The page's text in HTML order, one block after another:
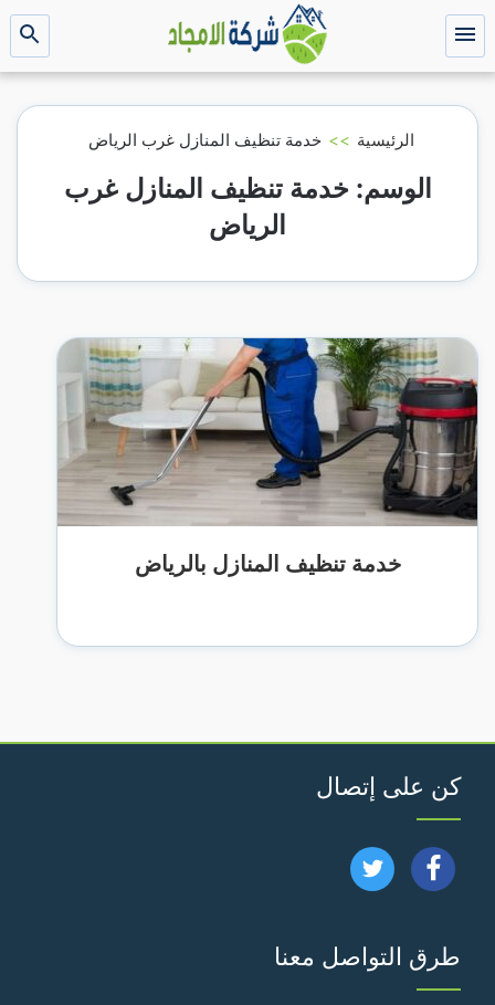
التجاوز
إلى القائمة
بحث
عن
الرئيسية >> خدمة تنظيف المنازل غرب الرياض
الوسم: خدمة تنظيف المنازل غرب
الرياض
خدمة تنظيف المنازل بالرياض
كن على إتصال
تابعنا
فيسبوك
تابعنا
طرق التواصل معنا